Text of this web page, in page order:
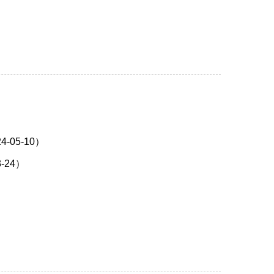
05-10）
）